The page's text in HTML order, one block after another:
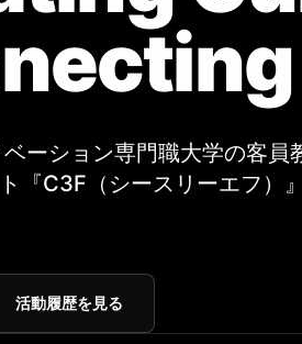
ーション専門職大学の客
『C3F（シースリーエフ）
活動履歴を見る